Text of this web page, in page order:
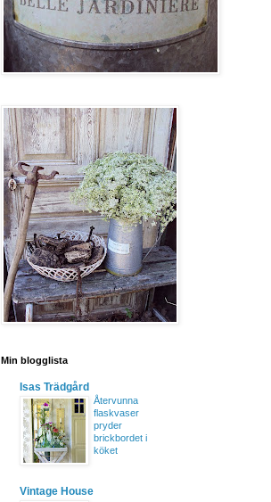
Min blogglista
Isas Trädgård
Återvunna
flaskvaser
pryder
brickbordet i
köket
Vintage House